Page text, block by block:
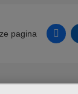
pagina